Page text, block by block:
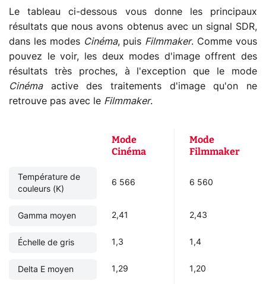
Le tableau ci-dessous vous donne les principaux
résultats que nous avons obtenus avec un signal SDR,
dans les modes Cinéma, puis Filmmaker. Comme vous
pouvez le voir, les deux modes d'image offrent des
résultats très proches, à l'exception que le mode
Cinémaactive des traitements d'image qu'on ne
retrouve pas avec le Filmmaker.
Mode
Cinéma
Mode
Filmmaker
Température de
couleurs (K)
6 566 6 560
Gamma moyen 2,41 2,43
Échelle de gris 1,3 1,4
Delta E moyen 1,29 1,20